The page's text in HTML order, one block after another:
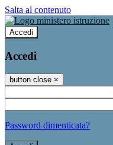
Salta al contenuto
Accedi
Accedi
button close ×
Password dimenticata?